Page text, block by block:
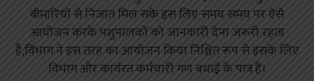
बीमारियों से निजात मिल सके इस लिए समय समय पर ऐसे
आयोजन करके पशुपालकों को जानकारी देना जरूरी रहता
है,विभाग ने इस तरह का आयोजन किया निश्चित रूप से इसके लिए
विभाग और कार्यरत कर्मचारी गण बधाई के पात्र हैं।